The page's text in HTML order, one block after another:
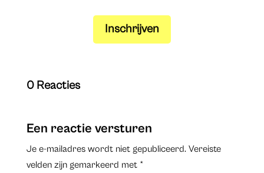
Inschrijven
0 Reacties
Een reactie versturen
Je e-mailadres wordt niet gepubliceerd. Vereiste
velden zijn gemarkeerd met *